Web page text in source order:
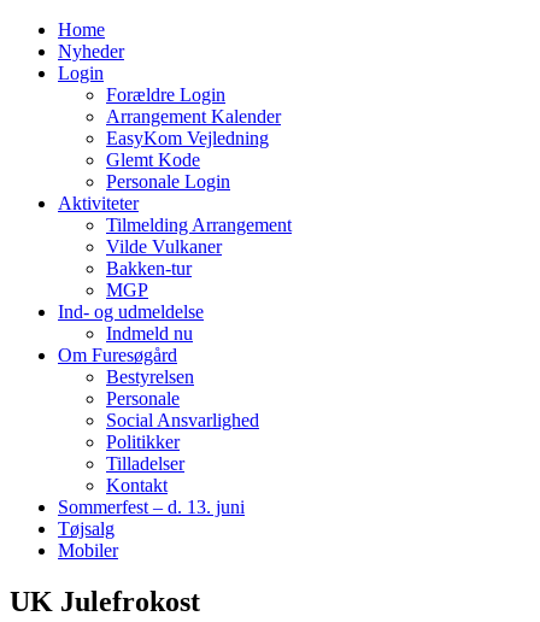
Home
Nyheder
Login
Forældre Login
Arrangement Kalender
EasyKom Vejledning
Glemt Kode
Personale Login
Aktiviteter
Tilmelding Arrangement
Vilde Vulkaner
Bakken-tur
MGP
Ind- og udmeldelse
Indmeld nu
Om Furesøgård
Bestyrelsen
Personale
Social Ansvarlighed
Politikker
Tilladelser
Kontakt
Sommerfest – d. 13. juni
Tøjsalg
Mobiler
UK Julefrokost